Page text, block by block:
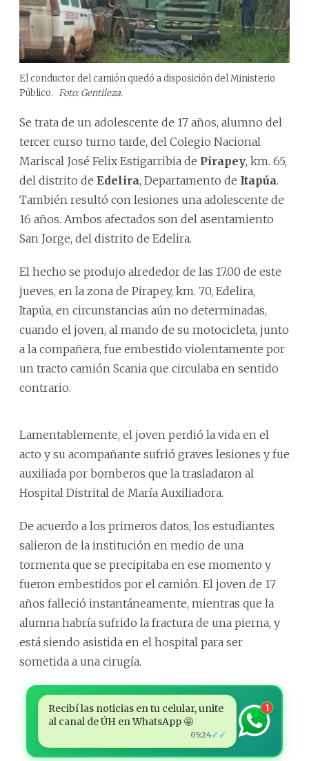
El conductor del camión quedó a disposición del Ministerio
Público. Foto: Gentileza.
Se trata de un adolescente de 17 años, alumno del
tercer curso turno tarde, del Colegio Nacional
Mariscal José Felix Estigarribia de Pirapey, km. 65,
del distrito de Edelira, Departamento de Itapúa.
También resultó con lesiones una adolescente de
16 años. Ambos afectados son del asentamiento
San Jorge, del distrito de Edelira.
El hecho se produjo alrededor de las 17.00 de este
jueves, en la zona de Pirapey, km. 70, Edelira,
Itapúa, en circunstancias aún no determinadas,
cuando el joven, al mando de su motocicleta, junto
a la compañera, fue embestido violentamente por
un tracto camión Scania que circulaba en sentido
contrario.
Lamentablemente, el joven perdió la vida en el
acto y su acompañante sufrió graves lesiones y fue
auxiliada por bomberos que la trasladaron al
Hospital Distrital de María Auxiliadora.
De acuerdo a los primeros datos, los estudiantes
salieron de la institución en medio de una
tormenta que se precipitaba en ese momento y
fueron embestidos por el camión. El joven de 17
años falleció instantáneamente, mientras que la
alumna habría sufrido la fractura de una pierna, y
está siendo asistida en el hospital para ser
sometida a una cirugía.
Recibí las noticias en tu celular, unite
al canal de ÚH en WhatsApp 🤩
05:24✓✓
1